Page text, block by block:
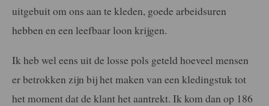
uitgebuit om ons aan te kleden, goede arbeidsuren
hebben en een leefbaar loon krijgen.
Ik heb wel eens uit de losse pols geteld hoeveel mensen
er betrokken zijn bij het maken van een kledingstuk tot
het moment dat de klant het aantrekt. Ik kom dan op 186